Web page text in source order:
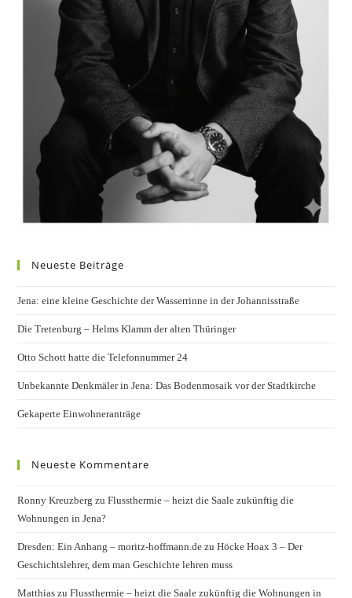
Neueste Beiträge
Jena: eine kleine Geschichte der Wasserrinne in der Johannisstraße
Die Tretenburg – Helms Klamm der alten Thüringer
Otto Schott hatte die Telefonnummer 24
Unbekannte Denkmäler in Jena: Das Bodenmosaik vor der Stadtkirche
Gekaperte Einwohneranträge
Neueste Kommentare
Ronny Kreuzberg zuFlussthermie – heizt die Saale zukünftig die
Wohnungen in Jena?
Dresden: Ein Anhang – moritz-hoffmann.de zuHöcke Hoax 3 – Der
Geschichtslehrer, dem man Geschichte lehren muss
Matthias zuFlussthermie – heizt die Saale zukünftig die Wohnungen in